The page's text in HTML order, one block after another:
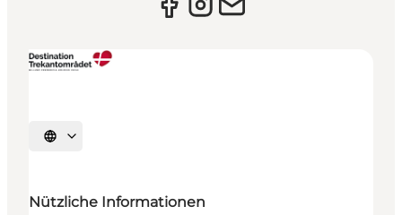
Sprache auswählen
Nützliche Informationen